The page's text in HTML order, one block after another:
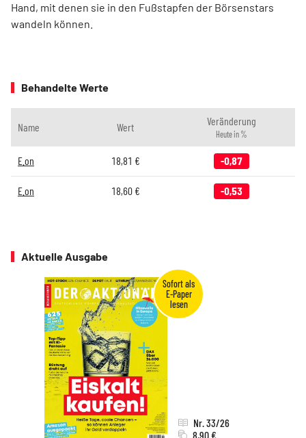
Hand, mit denen sie in den Fußstapfen der Börsenstars
wandeln können.
Behandelte Werte
Name Wert Veränderung
Heute in %
E.on 18,81 € -0,87
E.on 18,60€ -0,53
Aktuelle Ausgabe
Nr. 33/26
8,90 €